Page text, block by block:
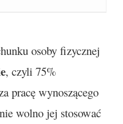
osoby fizycznej
, czyli 75%
pracę wynoszącego
wolno jej stosować